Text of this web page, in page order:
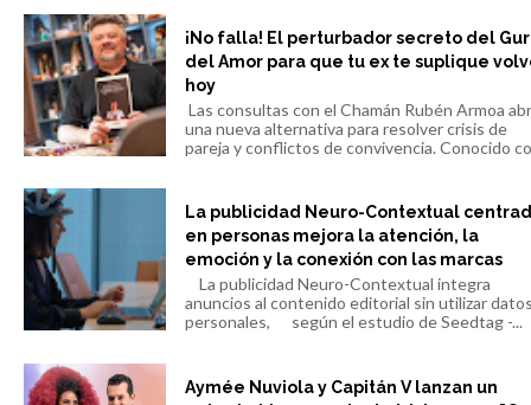
¡No falla! El perturbador secreto del
del Amor para que tu ex te suplique
hoy
Las consultas con el Chamán Rubén Armoa
una nueva alternativa para resolver crisis de
pareja y conflictos de convivencia. Conocido
La publicidad Neuro-Contextual
en personas mejora la atención, la
emoción y la conexión con las marcas
La publicidad Neuro-Contextual integra
anuncios al contenido editorial sin utilizar
personales, según el estudio de Seedtag -...
Aymée Nuviola y Capitán V lanzan un